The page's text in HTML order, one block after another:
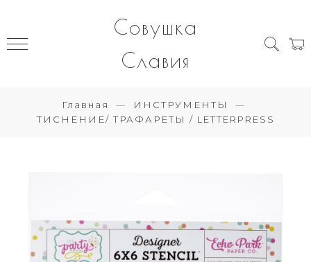
Совушка
Славия
Главная
ИНСТРУМЕНТЫ
ТИСНЕНИЕ/ ТРАФАРЕТЫ / LETTERPRESS